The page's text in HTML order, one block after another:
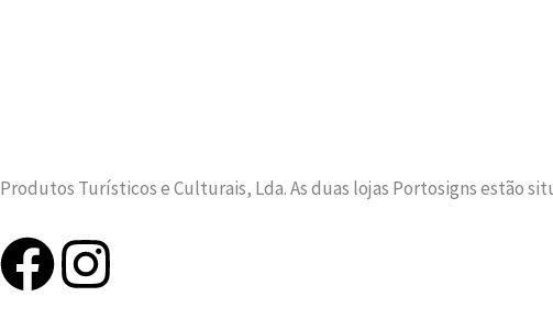
Produtos Turísticos e Culturais, Lda. As duas lojas Portosigns estão
F I